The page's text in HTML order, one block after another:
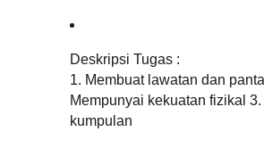
Deskripsi Tugas :
1. Membuat lawatan dan
Mempunyai kekuatan fizikal
kumpulan